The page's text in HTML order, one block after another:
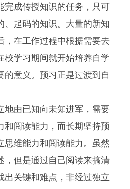
完成传授知识的任务，只可
、起码的知识。大量的新知
，在工作过程中根据需要去
校学习期间就开始培养自学
的意义。预习正是过渡到自
由已知向未知进军，需要
和阅读能力，而长期坚持预
思维能力和阅读能力。虽然
，但是通过自己阅读来搞清
出关键和难点，非经过独立